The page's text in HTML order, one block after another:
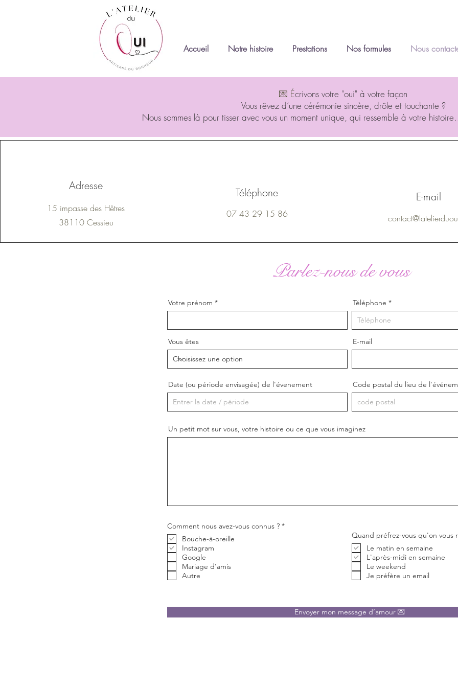
Accueil Notre histoire Prestations Nos formules Nous
💌 Écrivons votre "oui" à votre façon
Vous rêvez d’une cérémonie sincère, drôle et touchante ?
Nous sommes là pour tisser avec vous un moment unique, qui ressemble à votre
Adresse
15 impasse des Hêtres
38110 Cessieu
Téléphone
07 43 29 15 86
E-mail
Parlez-nous de vous
Votre prénom Téléphone
Vous êtes E-mail
Date (ou période envisagée) de l'évenement Code postal du lieu de
Un petit mot sur vous, votre histoire ou ce que vous imaginez
Comment nous avez-vous connus ? *O
Bouche-à-oreille
Instagram
Google
Mariage d’amis
Autre
Quand préfrez-vous qu'on vous
Le matin en semaine
L'après-midi en semaine
Le weekend
Je préfère un email
Envoyer mon message d’amour 💌